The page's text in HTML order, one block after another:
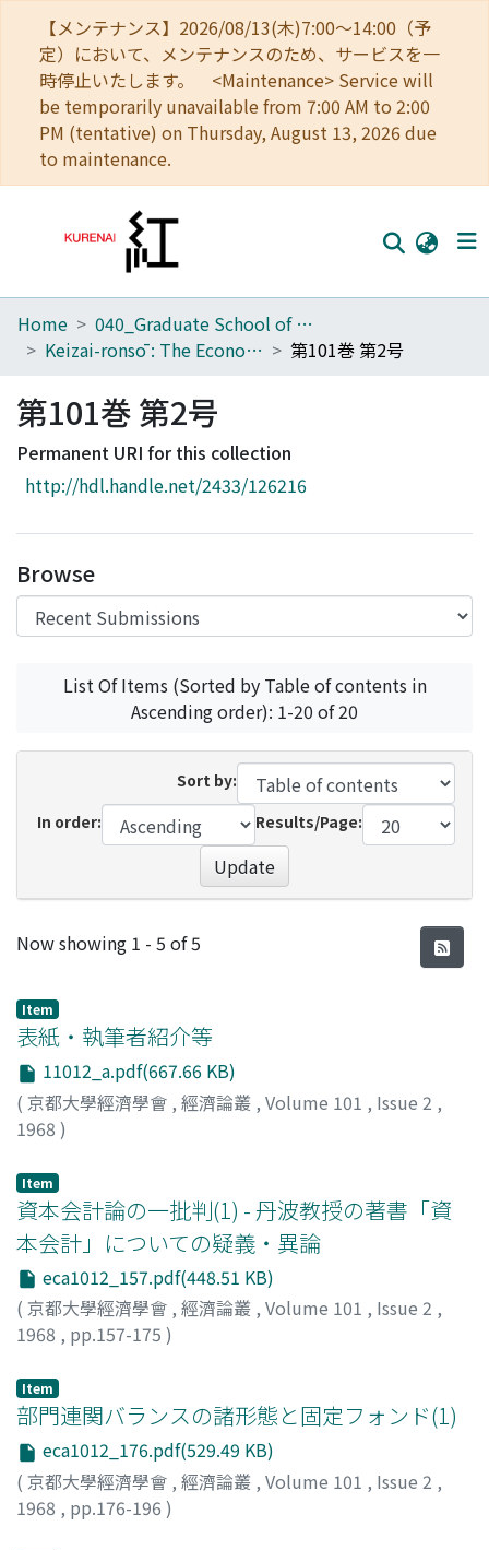
【メンテナンス】2026/08/13(木)7:00～14:00（予
定）において、メンテナンスのため、サービスを一
時停止いたします。 <Maintenance> Service will
be temporarily unavailable from 7:00 AM to 2:00
PM (tentative) on Thursday, August 13, 2026 due
to maintenance.
Home
Browse
Download Ranking
Access Statistics
Home
040_Graduate School of Economics
Keizai-ronsō : The Economic Review
第101巻 第2号
第101巻 第2号
Permanent URI for this collection
http://hdl.handle.net/2433/126216
Browse
List Of Items (Sorted by Table of contents in
Ascending order): 1-20 of 20
Sort by:
In order:
Results/Page:
Update
Recent Submissions
Now showing 1 - 5 of 5
Item
表紙・執筆者紹介等
11012_a.pdf(667.66 KB)
( 京都大學經濟學會 , 經濟論叢 , Volume 101 , Issue 2 ,
1968 )
Item
資本会計論の一批判(1) - 丹波教授の著書「資
本会計」についての疑義・異論
eca1012_157.pdf(448.51 KB)
( 京都大學經濟學會 , 經濟論叢 , Volume 101 , Issue 2 ,
1968 , pp.157-175 )
Item
部門連関バランスの諸形態と固定フォンド(1)
eca1012_176.pdf(529.49 KB)
( 京都大學經濟學會 , 經濟論叢 , Volume 101 , Issue 2 ,
1968 , pp.176-196 )